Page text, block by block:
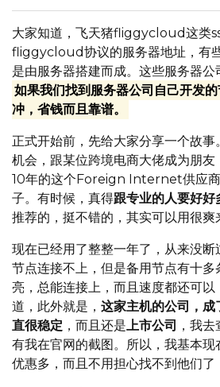
大家知道，飞天猪fliggycloud这类
fliggycloud协议的服务器地址，有
是由服务器搭建而成。这些服务器公
如果我们找到服务器公司自己开发
冲，省钱而且靠谱。
正式开始前，先给大家分享一个故
机会，跟某位跨境电商大佬成为朋
10年的这个Foreign Internet供应商
子。有时候，真得跟专业的人要好好
推荐的，挺不错的，其实可以用很爽
现在已经用了整整一年了，从来没
节点连接不上，但是备用节点有十多
亮，总能连接上，而且速度都还可以
道，此外就是， 这家主机的公司，
直很稳定 ，而且还是上市公司 ，我
有我在官网的截图。所以，我基本
优惠多，而且不用担心找不到他们了